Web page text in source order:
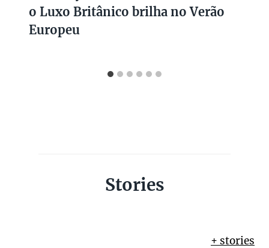
o Luxo Britânico brilha no Verão
Europeu
Stories
+ stories